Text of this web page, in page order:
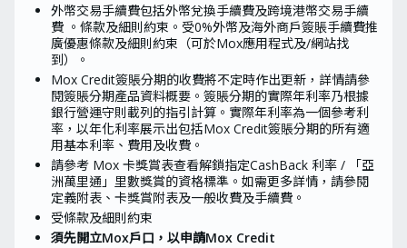
外幣交易手續費包括外幣兌換手續費及跨境港幣交易手續
費 。條款及細則約束。受0%外幣及海外商戶簽賬手續費推
廣優惠條款及細則約束（可於Mox應用程式及/網站找
到）。
Mox Credit簽賬分期的收費將不定時作出更新，詳情請參
閱簽賬分期產品資料概要。簽賬分期的實際年利率乃根據
銀行營運守則載列的指引計算。實際年利率為一個參考利
率，以年化利率展示出包括Mox Credit簽賬分期的所有適
用基本利率、費用及收費。
請參考 Mox 卡獎賞表查看解鎖指定CashBack 利率 / 「亞
洲萬里通」里數獎賞的資格標準。如需更多詳情，請參閱
定義附表、卡獎賞附表及一般收費及手續費。
受條款及細則約束
須先開立Mox戶口，以申請Mox Credit